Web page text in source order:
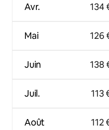
Avr.
Mai
Juin
Juil.
Août
134
126
138
113
112